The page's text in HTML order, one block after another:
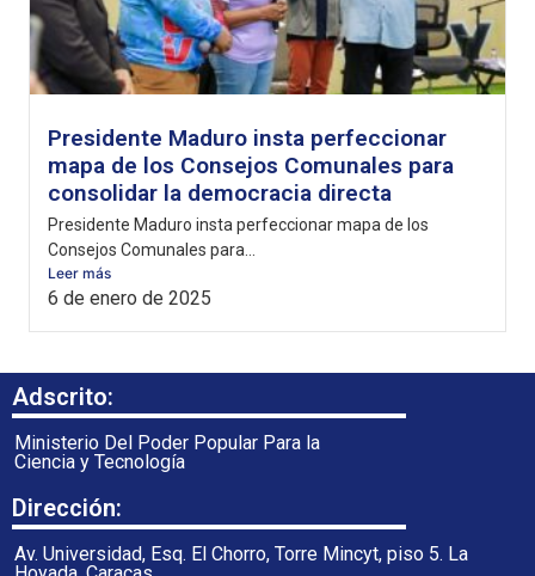
Presidente Maduro insta perfeccionar
mapa de los Consejos Comunales para
consolidar la democracia directa
Presidente Maduro insta perfeccionar mapa de los
Consejos Comunales para...
Leer más
6 de enero de 2025
Adscrito:
Ministerio Del Poder Popular Para la
Ciencia y Tecnología
Dirección:
Av. Universidad, Esq. El Chorro, Torre Mincyt, piso 5. La